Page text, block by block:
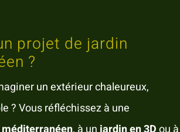
projet de jardin
?
un extérieur chaleureux,
? Vous réfléchissez à une